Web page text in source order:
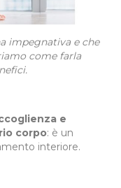
impegnativa e che
come farla
e
corpo: è un
interiore.